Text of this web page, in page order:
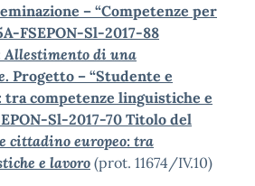
– “Competenze per
FSEPON-Sl-2017-88
Allestimento di una
. Progetto – “Studente e
competenze linguistiche e
Sl-2017-70 Titolo del
cittadino europeo: tra
e lavoro (prot. 11674/IV.10)